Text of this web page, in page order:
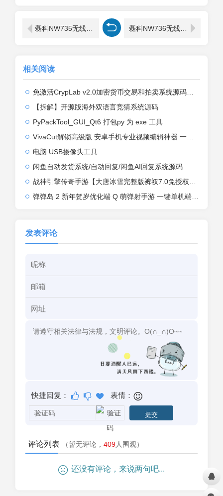
磊科NW735无线路由器设置教程 磊科NW736无线路由器共享上网设置步骤
相关阅读
免激活CrypLab v2.0加密货币交易和拍卖系统源码，前台新增中文后台全部汉化
【拆解】开源版海外双语言竞猜系统源码
PyPackTool_GUI_Qt6 打包py 为 exe 工具
VivaCut解锁高级版 安卓手机专业视频编辑神器 一键式AI加持
电脑 USB摄像头工具
闲鱼自动发货系统/自动回复/闲鱼AI回复系统源码
战神引擎传奇手游【大唐冰雪完整版裤衩7.0免授权】2026整理特色服务端+寒冬之城+万象古城+天威大陆+大唐盛世【站长亲测】
弹弹岛 2 新年贺岁优化端 Q 萌弹射手游 一键单机端 + Linux 手工端 + GM 后台 + 安卓 iOS 双端带教程
发表评论
快捷回复： 表情：
评论列表 （暂无评论， 409人围观）
还没有评论，来说两句吧...